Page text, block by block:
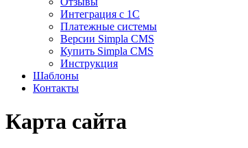
Интеграция с 1С
Платежные системы
Версии Simpla CMS
Купить Simpla CMS
Инструкция
Шаблоны
Контакты
Карта сайта